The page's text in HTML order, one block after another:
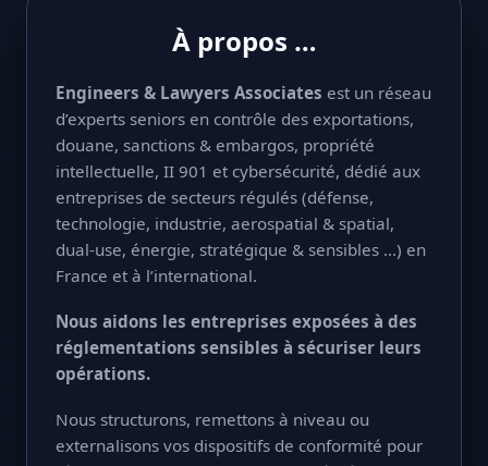
À propos …
Engineers & Lawyers Associates est un réseau
d’experts seniors en contrôle des exportations,
douane, sanctions & embargos, propriété
intellectuelle, II 901 et cybersécurité, dédié aux
entreprises de secteurs régulés (défense,
technologie, industrie, aerospatial & spatial,
dual-use, énergie, stratégique & sensibles ...) en
France et à l’international.
Nous aidons les entreprises exposées à des
réglementations sensibles à sécuriser leurs
opérations.
Nous structurons, remettons à niveau ou
externalisons vos dispositifs de conformité pour